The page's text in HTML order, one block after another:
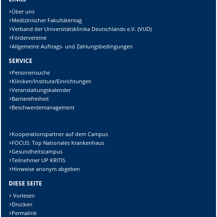
Über uns
Medizinischer Fakultätentag
Verband der Universitätsklinika Deutschlands e.V. (VUD)
Fördervereine
Allgemeine Auftrags- und Zahlungsbedingungen
SERVICE
Personensuche
Kliniken/Institute/Einrichtungen
Veranstaltungskalender
Barrierefreiheit
Beschwerdemanagement
Kooperationspartner auf dem Campus
FOCUS: Top Nationales Krankenhaus
Gesundheitscampus
Teilnehmer UP KRITIS
Hinweise anonym abgeben
DIESE SEITE
Vorlesen
Drucken
Permalink